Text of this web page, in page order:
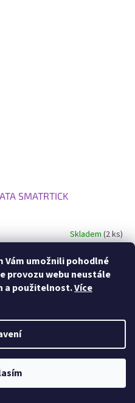
Vám umožnili pohodlné
provozu webu neustále
a použitelnost.Více
SMATRTICK
Skladem(2 ks)
Do košíku